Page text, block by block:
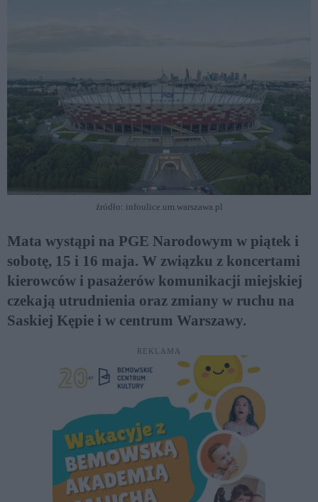
źródło: infoulice.um.warszawa.pl
Mata wystąpi na PGE Narodowym w piątek i
sobotę, 15 i 16 maja. W związku z koncertami
kierowców i pasażerów komunikacji miejskiej
czekają utrudnienia oraz zmiany w ruchu na
Saskiej Kępie i w centrum Warszawy.
REKLAMA